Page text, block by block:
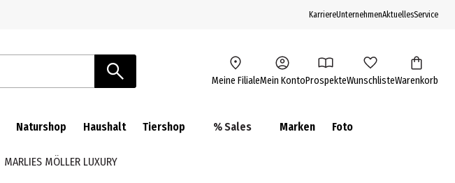
KarriereUnternehmenAktuellesService
Meine FilialeMein KontoProspekteWunschlisteWarenkorb
Naturshop Haushalt Tiershop % Sales Marken Foto
MARLIES MÖLLER LUXURY